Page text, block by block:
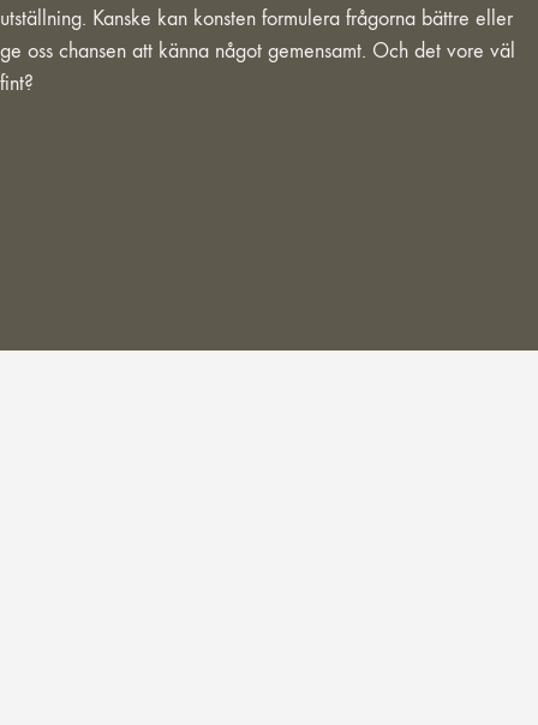
utställning. Kanske kan konsten formulera frågorna bättre eller
ge oss chansen att känna något gemensamt. Och det vore väl
fint?